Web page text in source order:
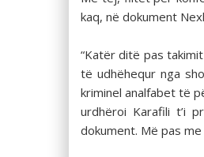
kaq, në dokument
“Katër ditë pas
të udhëhequr nga
kriminel analfabet të
urdhëroi Karafili t’i
dokument. Më pas